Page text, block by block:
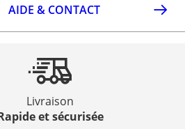
AIDE & CONTACT
Livraison
et sécurisée